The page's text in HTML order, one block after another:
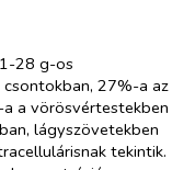
28 g-os
csontokban, 27%-a az
a vörösvértestekben
lágyszövetekben
tekintik.